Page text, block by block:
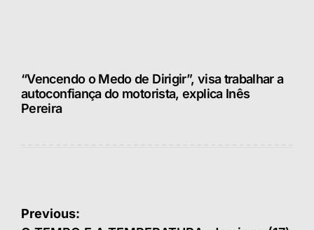
“Vencendo o Medo de Dirigir”, visa trabalhar a
autoconfiança do motorista, explica Inês
Pereira
Navegação
Previous: